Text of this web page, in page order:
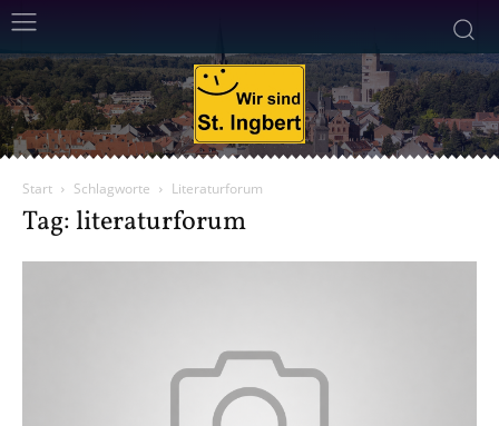
Start Schlagworte Literaturforum
Tag: literaturforum